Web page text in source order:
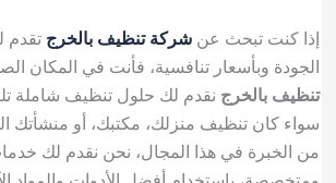
إذا كنت تبحث عن شركة تنظيف بالخرج تقدم
الجودة وبأسعار تنافسية، فأنت في المكان
تنظيف بالخرج نقدم لك حلول تنظيف شاملة
سواء كان تنظيف منزلك، مكتبك، أو منشأتك
من الخبرة في هذا المجال، نحن نقدم لك